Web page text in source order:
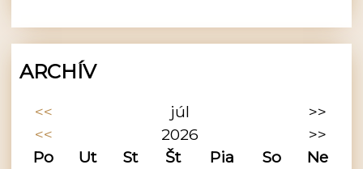
ARCHÍV
<< júl
>>
<<
2026
>>
Po
Ut St Št Pia So
Ne